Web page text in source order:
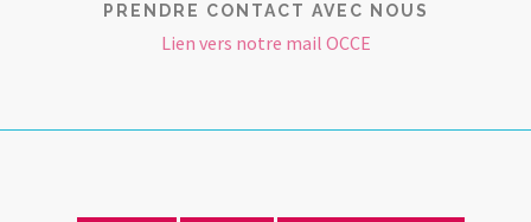
PRENDRE CONTACT AVEC NOUS
Lien vers notre mail OCCE